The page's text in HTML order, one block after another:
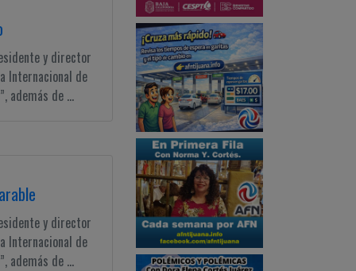
y director
Internacional de
además de ...
y director
Internacional de
además de ...